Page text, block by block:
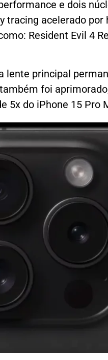
e dois
acelerado
Resident Evil 4
principal
foi
5x do iPhone 15 Pro